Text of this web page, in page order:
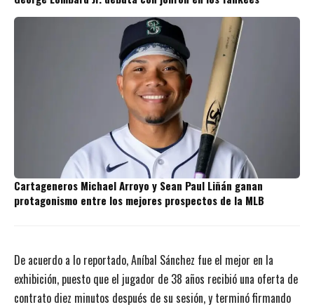
Cartageneros Michael Arroyo y Sean Paul Liñán ganan
protagonismo entre los mejores prospectos de la MLB
De acuerdo a lo reportado, Aníbal Sánchez fue el mejor en la
exhibición, puesto que el jugador de 38 años recibió una oferta de
contrato diez minutos después de su sesión, y terminó firmando